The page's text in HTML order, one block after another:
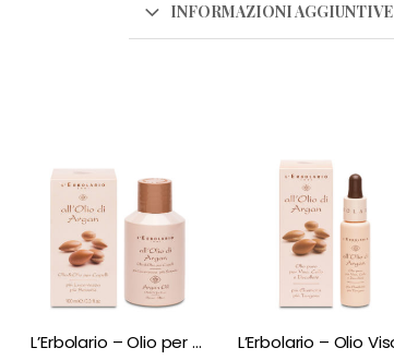
INFORMAZIONI AGGIUNTIVE
L’Erbolario – Olio per Capelli All’Olio di Argan